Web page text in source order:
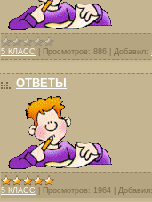
5 КЛАСС Просмотров: 886 Добавил:
ОТВЕТЫ
5 КЛАСС Просмотров: 1964 Добавил: